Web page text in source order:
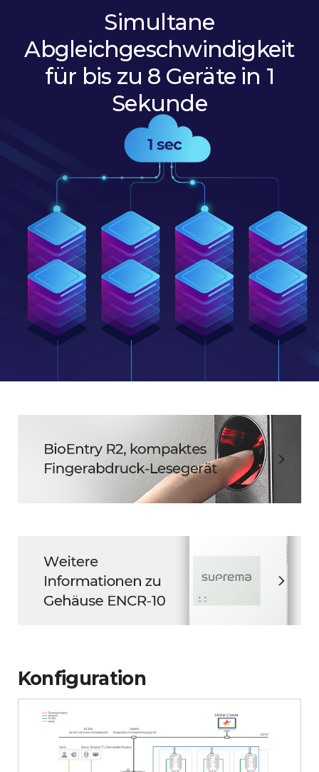
Simultane
Abgleichgeschwindigkeit
für bis zu 8 Geräte in 1
Sekunde
Konfiguration